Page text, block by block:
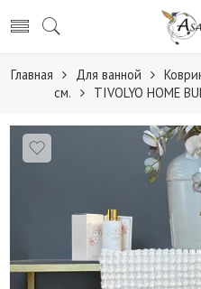
Главная Для ванной
см.
TIVOLYO HOME